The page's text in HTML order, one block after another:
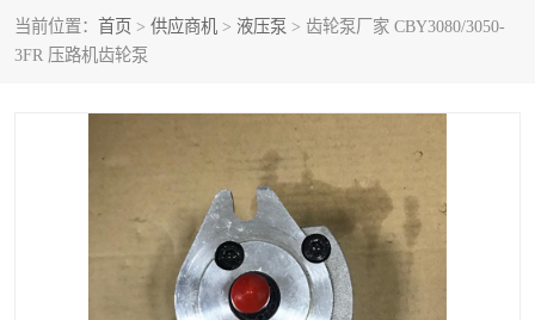
当前位置： 首页 > 供应商机 > 液压泵 > 齿轮泵厂家 CBY3080/3050-
3FR 压路机齿轮泵
液压泵
冷却器厂家直销 过滤器
气动元器件